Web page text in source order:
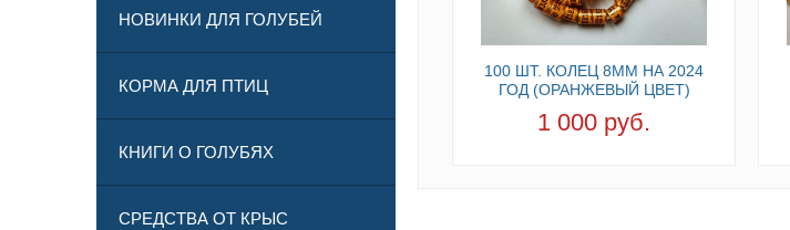
100 ШТ. КОЛЕЦ 8ММ НА 2024
ГОД (ОРАНЖЕВЫЙ ЦВЕТ)
1 000 руб.
НОВИНКИ ДЛЯ ГОЛУБЕЙ
КОРМА ДЛЯ ПТИЦ
КНИГИ О ГОЛУБЯХ
СРЕДСТВА ОТ КРЫС